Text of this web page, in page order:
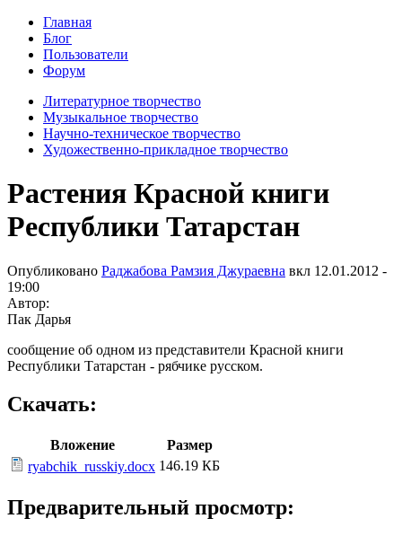
Главная
Блог
Пользователи
Форум
Литературное творчество
Музыкальное творчество
Научно-техническое творчество
Художественно-прикладное творчество
Растения Красной книги
Республики Татарстан
Опубликовано Раджабова Рамзия Джураевна вкл 12.01.2012 -
19:00
Автор:
Пак Дарья
сообщение об одном из представители Красной книги
Республики Татарстан - рябчике русском.
Скачать:
Вложение
Размер
ryabchik_russkiy.docx 146.19 КБ
Предварительный просмотр: